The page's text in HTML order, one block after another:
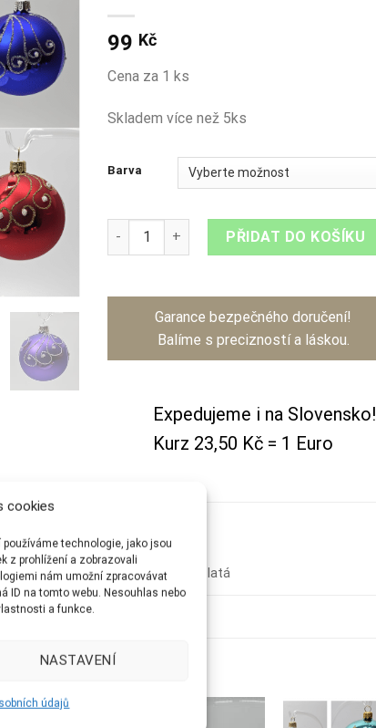
cookies
technologie, jako jsou
z prohlížení a zobrazovali
nám umožní zpracovávat
ID na tomto webu. Nesouhlas nebo
a funkce.
NASTAVENÍ
údajů
99 Kč
Cena za 1 ks
Skladem více než 5ks
Barva
Koule Ø7 cm-dekor páv množství
PŘIDAT DO KOŠÍKU
Garance bezpečného doručení!
Balíme s precizností a láskou.
Expedujeme i na Slovensko!
Kurz 23,50 Kč = 1 Euro
Tmavě Fialová, Tyrkysová, Zlatá